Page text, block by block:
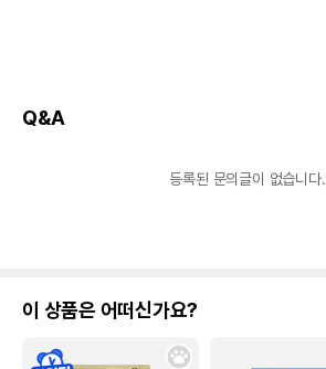
Q&A
등록된 문의글이 없습니다.
이 상품은 어떠신가요?